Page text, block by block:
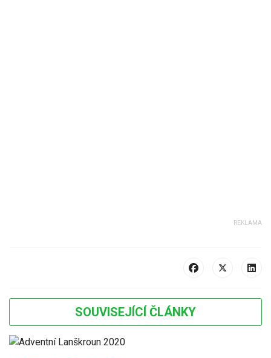
SOUVISEJÍCÍ ČLÁNKY